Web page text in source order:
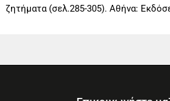
ζητήματα (σελ.285-305). Αθήνα: